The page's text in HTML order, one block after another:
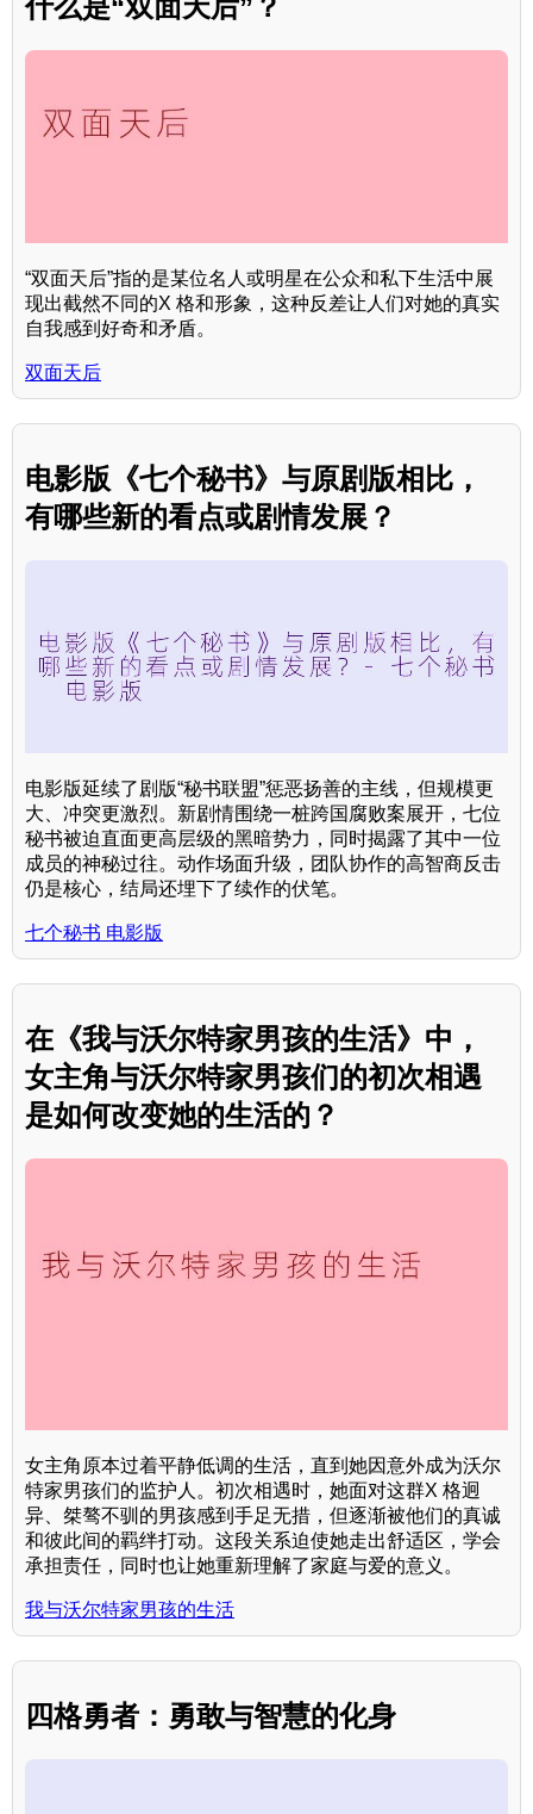
什么是“双面天后”？
“双面天后”指的是某位名人或明星在公众和私下生活中展
现出截然不同的X 格和形象，这种反差让人们对她的真实
自我感到好奇和矛盾。
双面天后
电影版《七个秘书》与原剧版相比，
有哪些新的看点或剧情发展？
电影版延续了剧版“秘书联盟”惩恶扬善的主线，但规模更
大、冲突更激烈。新剧情围绕一桩跨国腐败案展开，七位
秘书被迫直面更高层级的黑暗势力，同时揭露了其中一位
成员的神秘过往。动作场面升级，团队协作的高智商反击
仍是核心，结局还埋下了续作的伏笔。
七个秘书 电影版
在《我与沃尔特家男孩的生活》中，
女主角与沃尔特家男孩们的初次相遇
是如何改变她的生活的？
女主角原本过着平静低调的生活，直到她因意外成为沃尔
特家男孩们的监护人。初次相遇时，她面对这群X 格迥
异、桀骜不驯的男孩感到手足无措，但逐渐被他们的真诚
和彼此间的羁绊打动。这段关系迫使她走出舒适区，学会
承担责任，同时也让她重新理解了家庭与爱的意义。
我与沃尔特家男孩的生活
四格勇者：勇敢与智慧的化身